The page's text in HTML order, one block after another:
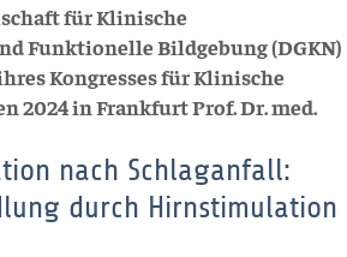
für Klinische
Funktionelle Bildgebung (DGKN)
Kongresses für Klinische
2024 in Frankfurt Prof. Dr. med.
nach Schlaganfall:
durch Hirnstimulation